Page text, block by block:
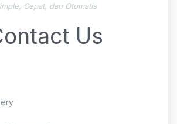
Cepat, dan Otomatis
Us